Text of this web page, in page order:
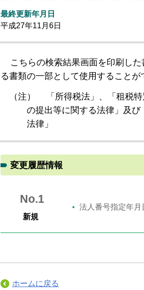
最終更新年月日
平成27年11月6日
こちらの検索結果画面を印刷し
る書類の一部として使用することが
（注）
「所得税法」、「租税
の提出等に関する法律」及
法律」
変更履歴情報
No.1
新規
法人番号指定年月
ホームに戻る